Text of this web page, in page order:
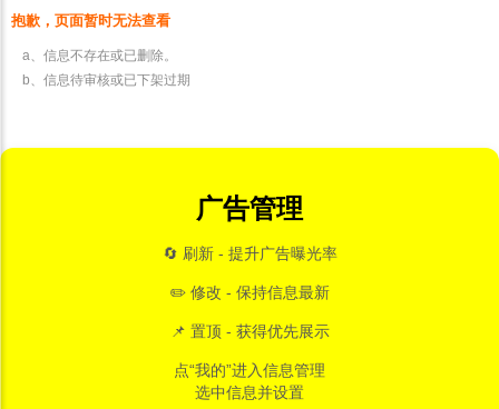
抱歉，页面暂时无法查看
a、信息不存在或已删除。
b、信息待审核或已下架过期
广告管理
🔄 刷新 - 提升广告曝光率
✏️ 修改 - 保持信息最新
📌 置顶 - 获得优先展示
点“我的”进入信息管理
选中信息并设置